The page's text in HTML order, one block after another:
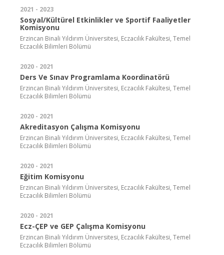
2021 - 2023
Sosyal/Kültürel Etkinlikler ve Sportif Faaliyetler
Komisyonu
Erzincan Binali Yıldırım Üniversitesi, Eczacılık Fakültesi, Temel
Eczacılık Bilimleri Bölümü
2020 - 2021
Ders Ve Sınav Programlama Koordinatörü
Erzincan Binali Yıldırım Üniversitesi, Eczacılık Fakültesi, Temel
Eczacılık Bilimleri Bölümü
2020 - 2021
Akreditasyon Çalışma Komisyonu
Erzincan Binali Yıldırım Üniversitesi, Eczacılık Fakültesi, Temel
Eczacılık Bilimleri Bölümü
2020 - 2021
Eğitim Komisyonu
Erzincan Binali Yıldırım Üniversitesi, Eczacılık Fakültesi, Temel
Eczacılık Bilimleri Bölümü
2020 - 2021
Ecz-ÇEP ve GEP Çalışma Komisyonu
Erzincan Binali Yıldırım Üniversitesi, Eczacılık Fakültesi, Temel
Eczacılık Bilimleri Bölümü